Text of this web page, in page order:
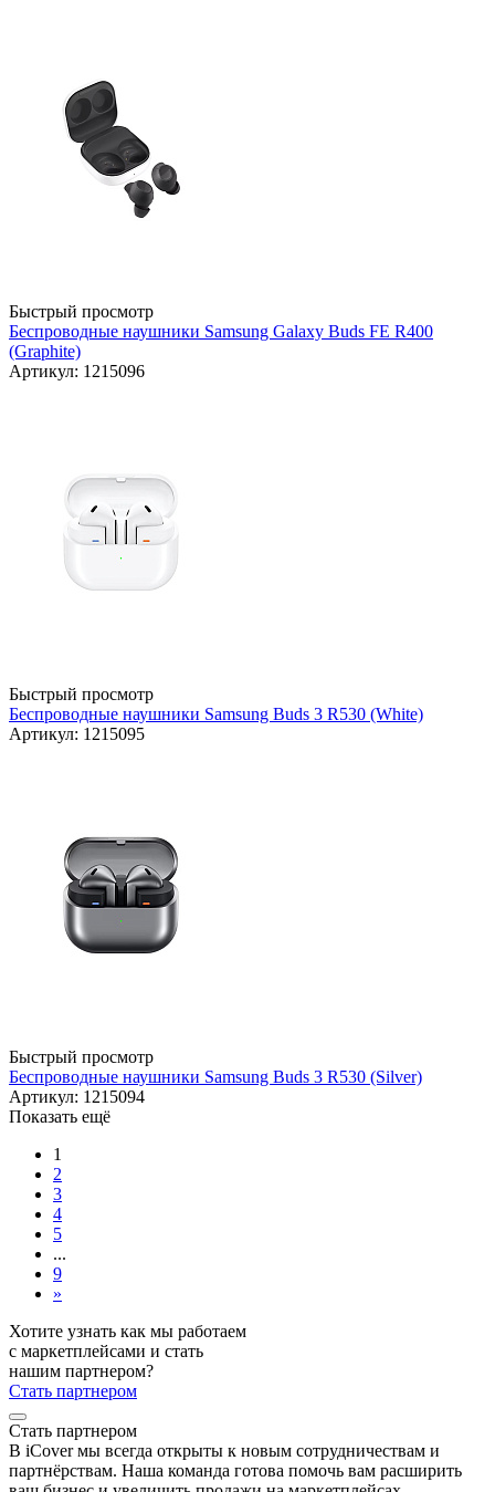
Быстрый просмотр
Беспроводные наушники Samsung Galaxy Buds FE R400
(Graphite)
Артикул: 1215096
Быстрый просмотр
Беспроводные наушники Samsung Buds 3 R530 (White)
Артикул: 1215095
Быстрый просмотр
Беспроводные наушники Samsung Buds 3 R530 (Silver)
Артикул: 1215094
Показать ещё
1
2
3
4
5
...
9
»
Хотите узнать как мы работаем
с маркетплейсами и стать
нашим партнером?
Стать партнером
Стать партнером
В iCover мы всегда открыты к новым сотрудничествам и
партнёрствам. Наша команда готова помочь вам расширить